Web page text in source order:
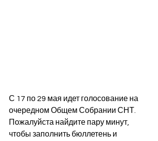
С 17 по 29 мая идет голосование на
очередном Общем Собрании СНТ.
Пожалуйста найдите пару минут,
чтобы заполнить бюллетень и